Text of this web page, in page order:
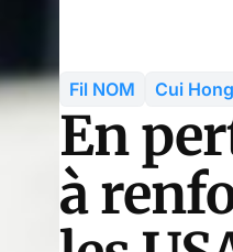
Fil NOM Cui
En
à